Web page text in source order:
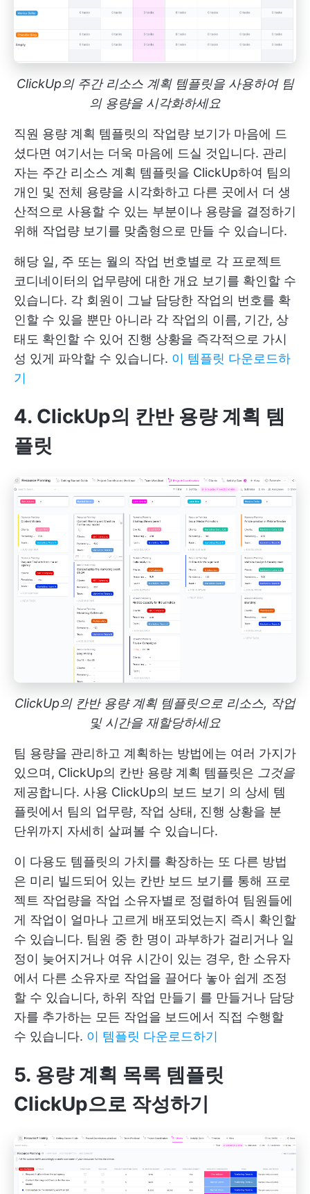
ClickUp의 주간 리소스 계획 템플릿을 사용하여 팀
의 용량을 시각화하세요
직원 용량 계획 템플릿의 작업량 보기가 마음에 드
셨다면 여기서는 더욱 마음에 드실 것입니다. 관리
자는 주간 리소스 계획 템플릿을 ClickUp하여 팀의
개인 및 전체 용량을 시각화하고 다른 곳에서 더 생
산적으로 사용할 수 있는 부분이나 용량을 결정하기
위해 작업량 보기를 맞춤형으로 만들 수 있습니다.
해당 일, 주 또는 월의 작업 번호별로 각 프로젝트
코디네이터의 업무량에 대한 개요 보기를 확인할 수
있습니다. 각 회원이 그날 담당한 작업의 번호를 확
인할 수 있을 뿐만 아니라 각 작업의 이름, 기간, 상
태도 확인할 수 있어 진행 상황을 즉각적으로 가시
성 있게 파악할 수 있습니다. 이 템플릿 다운로드하
기
4. ClickUp의 칸반 용량 계획 템
플릿
ClickUp의 칸반 용량 계획 템플릿으로 리소스, 작업
및 시간을 재할당하세요
팀 용량을 관리하고 계획하는 방법에는 여러 가지가
있으며, ClickUp의 칸반 용량 계획 템플릿은 그것을
제공합니다. 사용 ClickUp의 보드 보기 의 상세 템
플릿에서 팀의 업무량, 작업 상태, 진행 상황을 분
단위까지 자세히 살펴볼 수 있습니다.
이 다용도 템플릿의 가치를 확장하는 또 다른 방법
은 미리 빌드되어 있는 칸반 보드 보기를 통해 프로
젝트 작업량을 작업 소유자별로 정렬하여 팀원들에
게 작업이 얼마나 고르게 배포되었는지 즉시 확인할
수 있습니다. 팀원 중 한 명이 과부하가 걸리거나 일
정이 늦어지거나 여유 시간이 있는 경우, 한 소유자
에서 다른 소유자로 작업을 끌어다 놓아 쉽게 조정
할 수 있습니다, 하위 작업 만들기 를 만들거나 담당
자를 추가하는 모든 작업을 보드에서 직접 수행할
수 있습니다. 이 템플릿 다운로드하기
5. 용량 계획 목록 템플릿
ClickUp으로 작성하기